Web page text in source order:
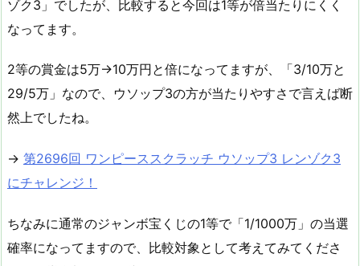
ゾク3」でしたが、比較すると今回は1等が倍当たりにくく
なってます。
2等の賞金は5万→10万円と倍になってますが、「3/10万と
29/5万」なので、ウソップ3の方が当たりやすさで言えば断
然上でしたね。
→ 第2696回 ワンピーススクラッチ ウソップ3 レンゾク3
にチャレンジ！
ちなみに通常のジャンボ宝くじの1等で「1/1000万」の当選
確率になってますので、比較対象として考えてみてくださ